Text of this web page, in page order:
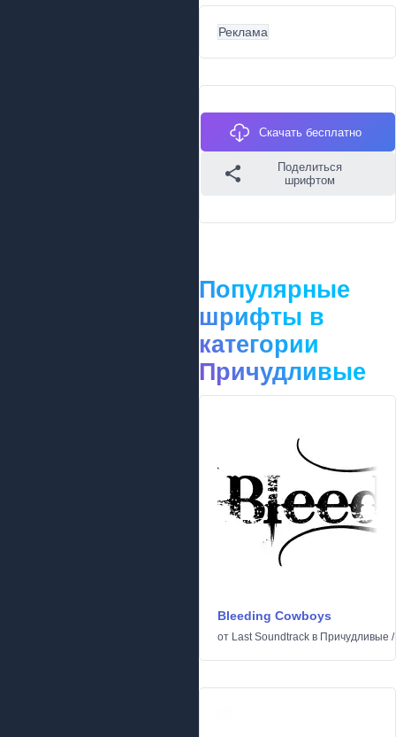
Реклама
Скачать бесплатно
Поделиться
шрифтом
Популярные
шрифты в
категории
Причудливые
Bleeding Cowboys
от Last Soundtrack в Причудливые /